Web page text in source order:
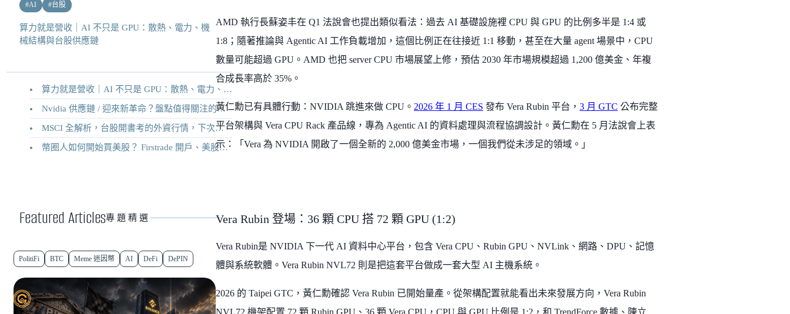
#AI #台股
算力就是營收｜AI 不只是 GPU：散熱、電力、機
械結構與台股供應鏈
算力就是營收｜AI 不只是 GPU：散熱、電力、機械結構與台股供應鏈
Nvidia 供應鏈 / 迎來新革命？盤點值得關注的二十家供應鏈企業
MSCI 全解析，台股開書考的外資行情，下次調整你準備好了嗎？
幣圈人如何開始買美股？ Firstrade 開戶、美股交易機制完整教學
Featured Articles專題精選
PolitiFi BTC Meme 迷因幣 AI DeFi DePIN
AMD 執行長蘇姿丰在 Q1 法說會也提出類似看法：過去 AI 基礎設施裡 CPU 與 GPU 的比例多半是 1:4 或
1:8；隨著推論與 Agentic AI 工作負載增加，這個比例正在往接近 1:1 移動，甚至在大量 agent 場景中，CPU
數量可能超過 GPU。AMD 也把 server CPU 市場展望上修，預估 2030 年市場規模超過 1,200 億美金、年複
合成長率高於 35%。
黃仁勳已有具體行動：NVIDIA 跳進來做 CPU。 2026 年 1 月 CES 發布 Vera Rubin 平台， 3 月 GTC 公布完整
平台架構與 Vera CPU Rack 產品線，專為 Agentic AI 的資料處理與流程協調設計。黃仁勳在 5 月法說會上表
示：「Vera 為 NVIDIA 開啟了一個全新的 2,000 億美金市場，一個我們從未涉足的領域。」
Vera Rubin 登場：36 顆 CPU 搭 72 顆 GPU (1:2)
Vera Rubin是 NVIDIA 下一代 AI 資料中心平台，包含 Vera CPU、Rubin GPU、NVLink、網路、DPU、記憶
體與系統軟體。Vera Rubin NVL72 則是把這套平台做成一套大型 AI 主機系統。
2026 的 Taipei GTC，黃仁勳確認 Vera Rubin 已開始量產。從架構配置就能看出未來發展方向，Vera Rubin